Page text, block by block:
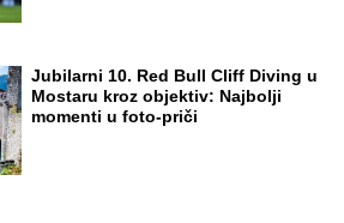
Jubilarni 10. Red Bull Cliff Diving u
Mostaru kroz objektiv: Najbolji
momenti u foto-priči